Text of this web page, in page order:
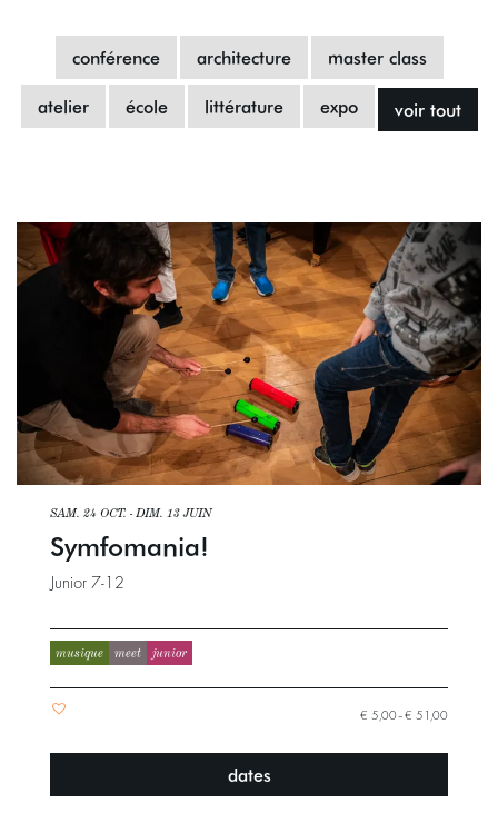
conférence architecture master class
atelier école littérature expo voir tout
Symfomania!
Junior 7-12
SAM. 24 OCT. - DIM. 13 JUIN
musique meet junior
€ 5,00–€ 51,00
dates